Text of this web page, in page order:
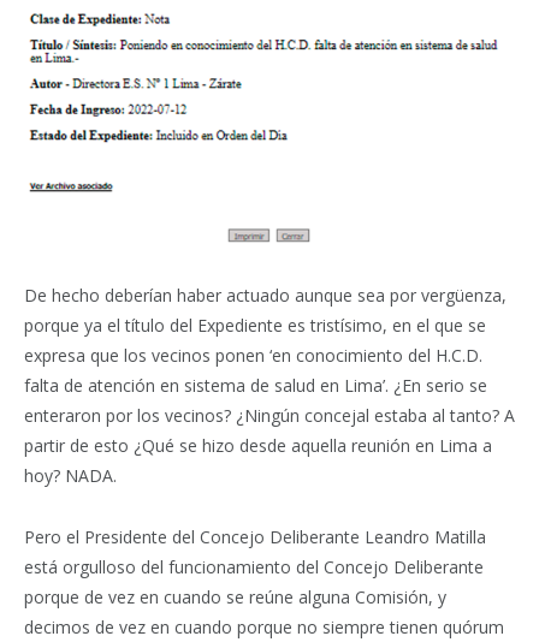
De hecho deberían haber actuado aunque sea por vergüenza,
porque ya el título del Expediente es tristísimo, en el que se
expresa que los vecinos ponen ‘en conocimiento del H.C.D.
falta de atención en sistema de salud en Lima’. ¿En serio se
enteraron por los vecinos? ¿Ningún concejal estaba al tanto? A
partir de esto ¿Qué se hizo desde aquella reunión en Lima a
hoy? NADA.
Pero el Presidente del Concejo Deliberante Leandro Matilla
está orgulloso del funcionamiento del Concejo Deliberante
porque de vez en cuando se reúne alguna Comisión, y
decimos de vez en cuando porque no siempre tienen quórum